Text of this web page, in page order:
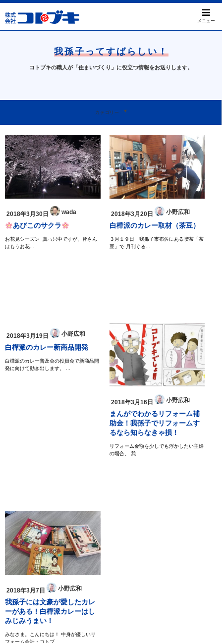
メニュー
我孫子ってすばらしい！
コトブキの職人が「住まいづくり」に役立つ情報をお送りします。
カテゴリー
天窓について 本日のお問い合わせ 我孫子ってすばらしい
お知らせ
2018年3月30日 wada
あびこのサクラ
お花見シーズン 真っ只中ですが、皆さん
はもうお花...
2018年3月20日 小野広和
白樺派のカレー取材（茶豆）
３月１９日 我孫子市布佐にある喫茶「茶
豆」で 月刊ぐる...
2018年3月19日 小野広和
白樺派のカレー新商品開発
白樺派のカレー普及会の役員会で新商品開
発に向けて動き出します。 ...
2018年3月16日 小野広和
まんがでわかるリフォーム補
助金！我孫子でリフォームす
るなら知らなきゃ損！
リフォーム金額を少しでも浮かしたい主婦
の場合。 我...
2018年3月7日 小野広和
我孫子には文豪が愛したカレ
ーがある！白樺派カレーはし
みじみうまい！
みなさま。こんにちは！ 中身が優しいリ